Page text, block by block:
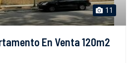
11
En Venta 120m2